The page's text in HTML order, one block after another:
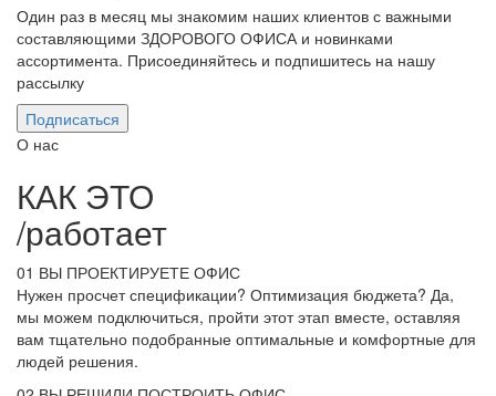
Один раз в месяц мы знакомим наших клиентов с важными
составляющими ЗДОРОВОГО ОФИСА и новинками
ассортимента. Присоединяйтесь и подпишитесь на нашу
рассылку
Подписаться
О нас
КАК ЭТО
/работает
01 ВЫ ПРОЕКТИРУЕТЕ ОФИС
Нужен просчет спецификации? Оптимизация бюджета? Да,
мы можем подключиться, пройти этот этап вместе, оставляя
вам тщательно подобранные оптимальные и комфортные для
людей решения.